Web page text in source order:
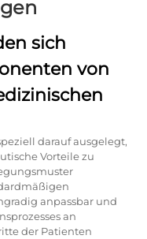
sich
von
darauf ausgelegt,
Vorteile zu
anpassbar und
an
der Patienten